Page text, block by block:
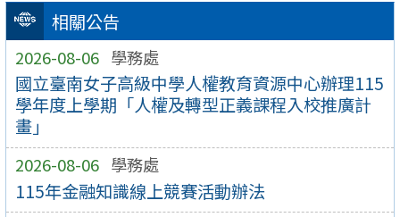
相關公告
2026-08-06 學務處
國立臺南女子高級中學人權教育資源中心辦理115
學年度上學期「人權及轉型正義課程入校推廣計
畫」
2026-08-06 學務處
115年金融知識線上競賽活動辦法